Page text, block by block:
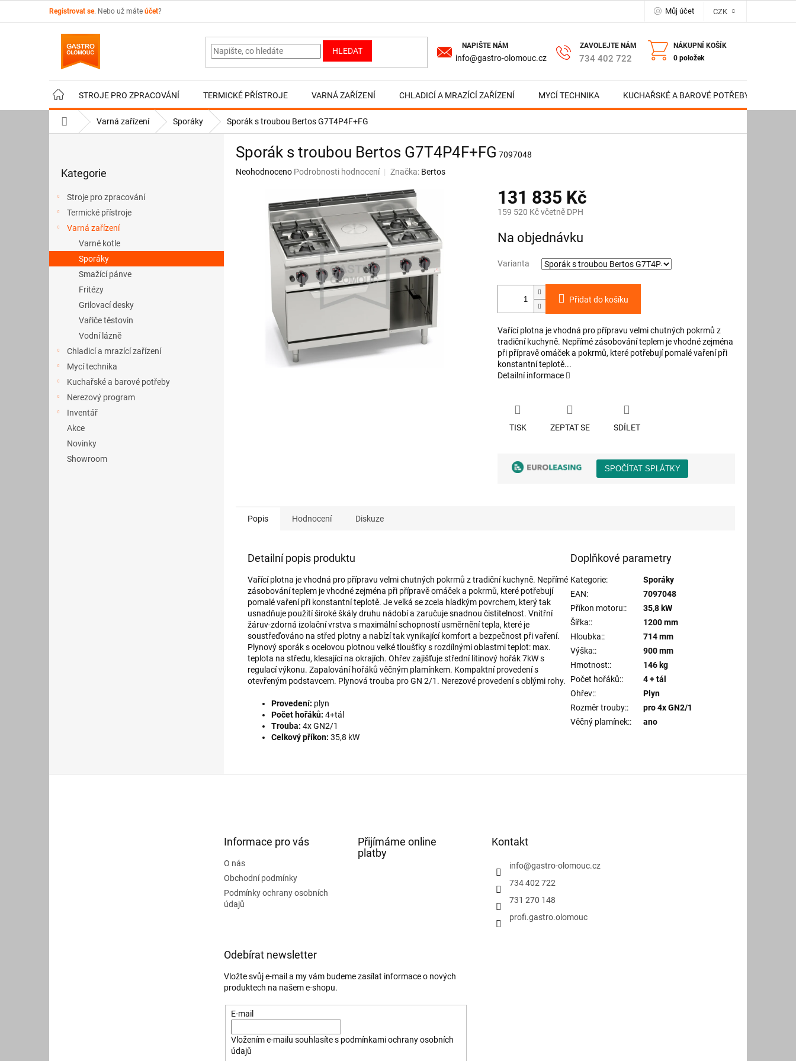
Registrovat se. Nebo už máte účet? Můj účet CZK
HLEDAT
info@gastro-olomouc.cz 734 402 722
NÁKUPNÍ KOŠÍK
0 položek
STROJE PRO ZPRACOVÁNÍ TERMICKÉ PŘÍSTROJE VARNÁ ZAŘÍZENÍ CHLADICÍ A MRAZÍCÍ ZAŘÍZENÍ MYCÍ TECHNIKA KUCHAŘSKÉ A BAROVÉ POTŘEBY
Domů Varná zařízení Sporáky Sporák s troubou Bertos G7T4P4F+FG
a
kategorie
Kategorie
Stroje pro zpracování
Termické přístroje
Varná zařízení
Varné kotle
Sporáky
Smažící pánve
Fritézy
Grilovací desky
Vařiče těstovin
Vodní lázně
Chladicí a mrazící zařízení
Mycí technika
Kuchařské a barové potřeby
Nerezový program
Inventář
Akce
Novinky
Showroom
Sporák s troubou Bertos G7T4P4F+FG 7097048
Průměrné
Neohodnoceno Podrobnosti hodnocení Značka: Bertos
131 835 Kč
159 520 Kč včetně DPH
cena:
Na objednávku
Varianta
Přidat do košíku
Vařící plotna je vhodná pro přípravu velmi chutných pokrmů z
tradiční kuchyně. Nepřímé zásobování teplem je vhodné zejména
při přípravě omáček a pokrmů, které potřebují pomalé vaření při
konstantní teplotě...
Detailní informace
TISK ZEPTAT SE SDÍLET
Popis Hodnocení Diskuze
Detailní popis produktu
Vařící plotna je vhodná pro přípravu velmi chutných pokrmů z tradiční kuchyně. Nepřímé
zásobování teplem je vhodné zejména při přípravě omáček a pokrmů, které potřebují
pomalé vaření při konstantní teplotě. Je velká se zcela hladkým povrchem, který tak
usnadňuje použití široké škály druhu nádobí a zaručuje snadnou čistitelnost. Vnitřní
žáruv-zdorná izolační vrstva s maximální schopností usměrnění tepla, které je
soustřeďováno na střed plotny a nabízí tak vynikající komfort a bezpečnost při vaření.
Plynový sporák s ocelovou plotnou velké tloušťky s rozdílnými oblastmi teplot: max.
teplota na středu, klesající na okrajích. Ohřev zajišťuje střední litinový hořák 7kW s
regulací výkonu. Zapalování hořáků věčným plamínkem. Kompaktní provedení s
otevřeným podstavcem. Plynová trouba pro GN 2/1. Nerezové provedení s oblými rohy.
Provedení: plyn
Počet hořáků: 4+tál
Trouba: 4x GN2/1
Celkový příkon: 35,8 kW
Doplňkové parametry
Kategorie:
Sporáky
EAN:
7097048
Příkon motoru::
35,8 kW
Šířka::
1200 mm
Hloubka::
714 mm
Výška::
900 mm
Hmotnost::
146 kg
Počet hořáků::
4 + tál
Ohřev::
Plyn
Rozměr trouby::
pro 4x GN2/1
Věčný plamínek:: ano
Informace pro vás
O nás
Obchodní podmínky
Podmínky ochrany osobních
údajů
Přijímáme online
platby
Kontakt
info@gastro-olomouc.cz
734 402 722
731 270 148
profi.gastro.olomouc
Odebírat newsletter
Vložte svůj e-mail a my vám budeme zasílat informace o nových
produktech na našem e-shopu.
E-mail
Vložením e-mailu souhlasíte s podmínkami ochrany osobních
údajů